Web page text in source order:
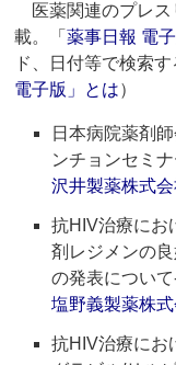
医薬関連のプレス
載。「薬事日報 電
ド、日付等で検索
電子版」とは）
日本病院薬剤
ンチョンセミ
沢井製薬株式会
抗HIV治療にお
剤レジメンの
の発表につい
塩野義製薬株
抗HIV治療にお